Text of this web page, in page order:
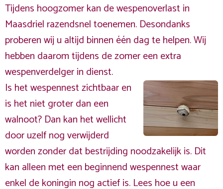
Tijdens hoogzomer kan de wespenoverlast in
Maasdriel razendsnel toenemen. Desondanks
proberen wij u altijd binnen één dag te helpen. Wij
hebben daarom tijdens de zomer een extra
wespenverdelger in dienst.
Is het wespennest zichtbaar en
is het niet groter dan een
walnoot? Dan kan het wellicht
door uzelf nog verwijderd
worden zonder dat bestrijding noodzakelijk is. Dit
kan alleen met een beginnend wespennest waar
enkel de koningin nog actief is. Lees hoe u een